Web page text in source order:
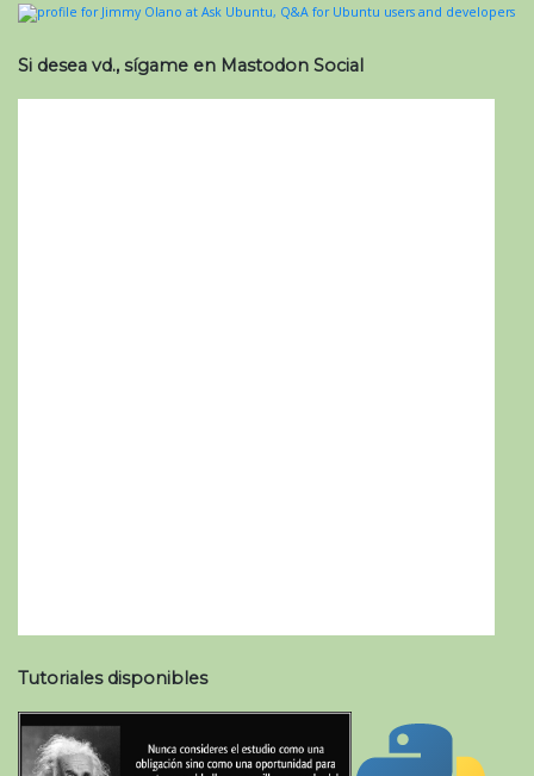
Si desea vd., sígame en Mastodon Social
Tutoriales disponibles